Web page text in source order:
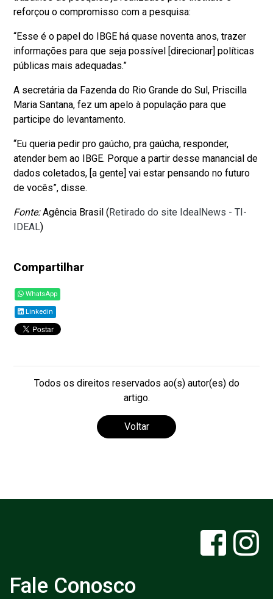
reforçou o compromisso com a pesquisa:
“Esse é o papel do IBGE há quase noventa anos, trazer
informações para que seja possível [direcionar] políticas
públicas mais adequadas.”
A secretária da Fazenda do Rio Grande do Sul, Priscilla
Maria Santana, fez um apelo à população para que
participe do levantamento.
“Eu queria pedir pro gaúcho, pra gaúcha, responder,
atender bem ao IBGE. Porque a partir desse manancial de
dados coletados, [a gente] vai estar pensando no futuro
de vocês”, disse.
Fonte:Agência Brasil (Retirado do site IdealNews - TI-
IDEAL)
Compartilhar
WhatsApp
Linkedin
Todos os direitos reservados ao(s) autor(es) do
artigo.
Voltar
Fale Conosco